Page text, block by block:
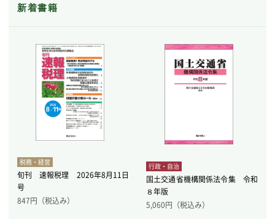
新着書籍
税務・経営
旬刊 速報税理 2026年8月11日
号
847円（税込み）
行政・自治
国土交通省機構関係法令集 令和
８年版
5,060円（税込み）